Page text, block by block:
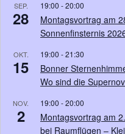
SEP.
28
19:00 -20:00
Montagsvortrag am
Sonnenfinsternis
OKT.
15
19:00 -21:30
Bonner
Wo sind die
NOV.
2
19:00 -20:00
Montagsvortrag am
bei Raumflügen –